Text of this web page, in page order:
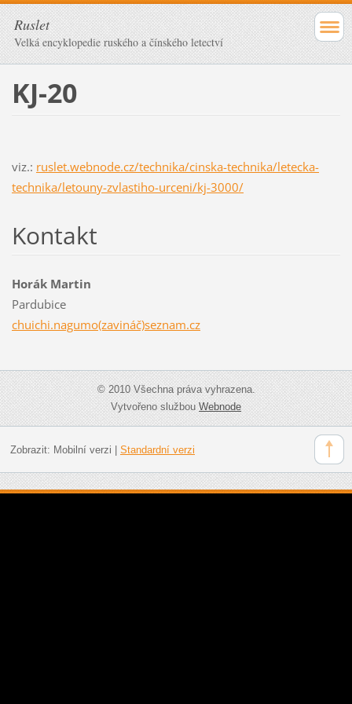
Ruslet
Velká encyklopedie ruského a čínského letectví
KJ-20
viz.: ruslet.webnode.cz/technika/cinska-technika/letecka-
technika/letouny-zvlastiho-urceni/kj-3000/
Kontakt
Horák Martin
Pardubice
chuichi.nagumo(zavináč)seznam.cz
© 2010 Všechna práva vyhrazena.
Vytvořeno službouWebnode
Zobrazit: Mobilní verzi Standardní verzi